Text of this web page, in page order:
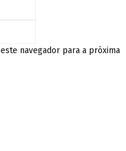
navegador para a próxima